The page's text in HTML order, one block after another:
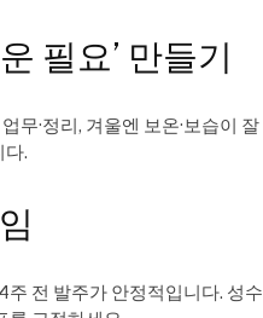
필요’ 만들기
무·정리, 겨울엔 보온·보습이
다.
전 발주가 안정적입니다. 성